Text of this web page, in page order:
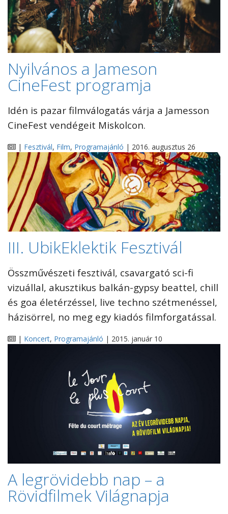
Nyilvános a Jameson
CineFest programja
Idén is pazar filmválogatás várja a Jamesson
CineFest vendégeit Miskolcon.
| Fesztivál, Film, Programajánló | 2016. augusztus 26
III. UbikEklektik Fesztivál
Összművészeti fesztivál, csavargató sci-fi
vizuállal, akusztikus balkán-gypsy beattel, chill
és goa életérzéssel, live techno szétmenéssel,
házisörrel, no meg egy kiadós filmforgatással.
| Koncert, Programajánló | 2015. január 10
A legrövidebb nap – a
Rövidfilmek Világnapja